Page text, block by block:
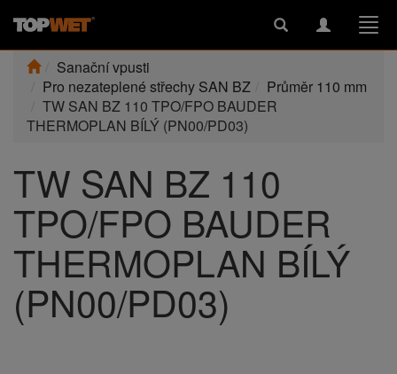
Toggle
Toggle
Sanační vpusti
Pro nezateplené střechy SAN BZ
Průměr 110 mm
TW SAN BZ 110 TPO/FPO BAUDER
THERMOPLAN BÍLÝ (PN00/PD03)
TW SAN BZ 110
TPO/FPO BAUDER
THERMOPLAN BÍLÝ
(PN00/PD03)